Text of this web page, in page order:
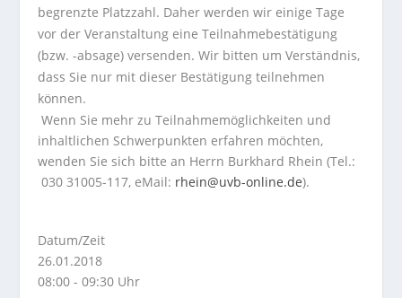
begrenzte Platzzahl. Daher werden wir einige Tage
vor der Veranstaltung eine Teilnahmebestätigung
(bzw. -absage) versenden. Wir bitten um Verständnis,
dass Sie nur mit dieser Bestätigung teilnehmen
können.
Wenn Sie mehr zu Teilnahmemöglichkeiten und
inhaltlichen Schwerpunkten erfahren möchten,
wenden Sie sich bitte an Herrn Burkhard Rhein (Tel.:
030 31005-117, eMail: rhein@uvb-online.de).
Datum/Zeit
26.01.2018
08:00 - 09:30 Uhr